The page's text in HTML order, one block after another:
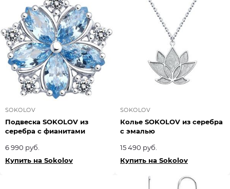
SOKOLOV
Подвеска SOKOLOV из
серебра с фианитами
6 990 руб.
Купить на Sokolov
SOKOLOV
Колье SOKOLOV из серебра
с эмалью
15 490 руб.
Купить на Sokolov